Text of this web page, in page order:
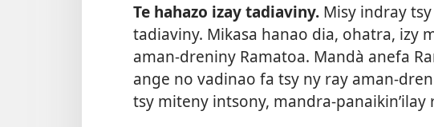
Te hahazo izay tadiaviny. Misy indray
tadiaviny. Mikasa hanao dia, ohatra, izy
aman-dreniny Ramatoa. Mandà anefa
ange no vadinao fa tsy ny ray aman-
tsy miteny intsony, mandra-panaikin’ilay